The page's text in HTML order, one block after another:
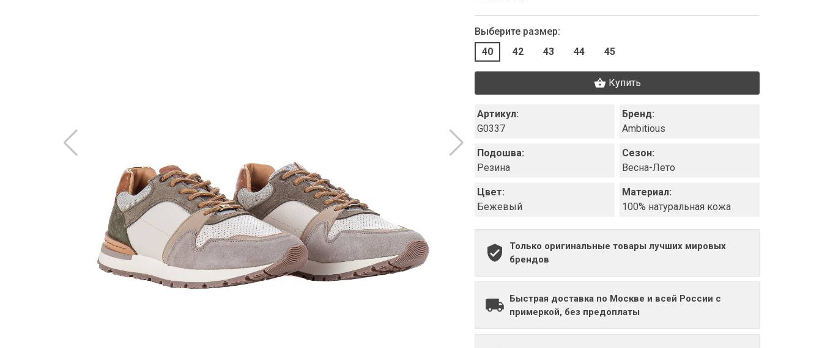
Выберите размер:
40
42 43 44 45
Купить
Артикул:
G0337
Бренд:
Ambitious
Подошва:
Резина
Сезон:
Весна-Лето
Цвет:
Бежевый
Материал:
100% натуральная кожа
Только оригинальные товары лучших мировых
брендов
Быстрая доставка по Москве и всей России с
примеркой, без предоплаты